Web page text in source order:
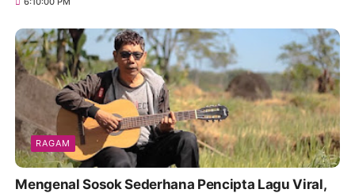
RAGAM
Mengenal Sosok Sederhana Pencipta Lagu Viral,